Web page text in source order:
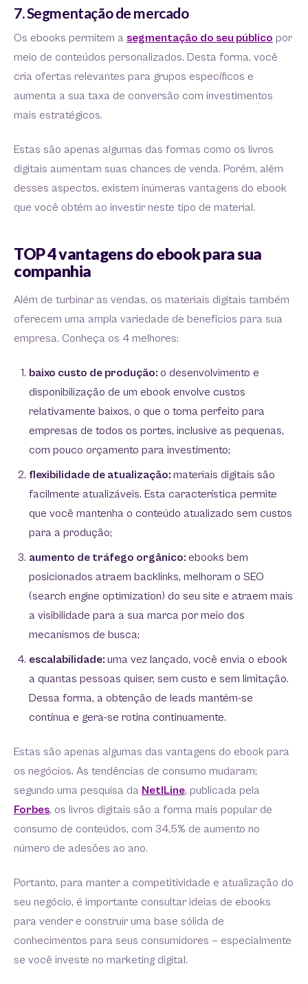
7. Segmentação de mercado
Os ebooks permitem a segmentação do seu público por
meio de conteúdos personalizados. Desta forma, você
cria ofertas relevantes para grupos específicos e
aumenta a sua taxa de conversão com investimentos
mais estratégicos.
Estas são apenas algumas das formas como os livros
digitais aumentam suas chances de venda. Porém, além
desses aspectos, existem inúmeras vantagens do ebook
que você obtém ao investir neste tipo de material.
TOP 4 vantagens do ebook para sua
companhia
Além de turbinar as vendas, os materiais digitais também
oferecem uma ampla variedade de benefícios para sua
empresa. Conheça os 4 melhores:
baixo custo de produção: o desenvolvimento e
disponibilização de um ebook envolve custos
relativamente baixos, o que o torna perfeito para
empresas de todos os portes, inclusive as pequenas,
com pouco orçamento para investimento;
flexibilidade de atualização: materiais digitais são
facilmente atualizáveis. Esta característica permite
que você mantenha o conteúdo atualizado sem custos
para a produção;
aumento de tráfego orgânico: ebooks bem
posicionados atraem backlinks, melhoram o SEO
(search engine optimization) do seu site e atraem mais
a visibilidade para a sua marca por meio dos
mecanismos de busca;
escalabilidade: uma vez lançado, você envia o ebook
a quantas pessoas quiser, sem custo e sem limitação.
Dessa forma, a obtenção de leads mantém-se
contínua e gera-se rotina continuamente.
Estas são apenas algumas das vantagens do ebook para
os negócios. As tendências de consumo mudaram;
segundo uma pesquisa da NetlLine, publicada pela
Forbes, os livros digitais são a forma mais popular de
consumo de conteúdos, com 34,5% de aumento no
número de adesões ao ano.
Portanto, para manter a competitividade e atualização do
seu negócio, é importante consultar ideias de ebooks
para vender e construir uma base sólida de
conhecimentos para seus consumidores — especialmente
se você investe no marketing digital.